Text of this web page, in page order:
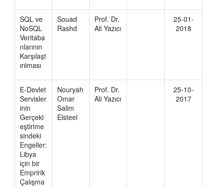
SQL ve
NoSQL
Veritaba
nlarının
Karşılaşt
ırılması
Souad
Rashd
Prof. Dr.
Ali Yazıcı
25-01-
2018
E-Devlet
Servisler
inin
Gerçekl
eştirlme
sindeki
Engeller:
Libya
için bir
Empririk
Çalışma
Nouryah
Omar
Salim
Elsteel
Prof. Dr.
Ali Yazıcı
25-10-
2017